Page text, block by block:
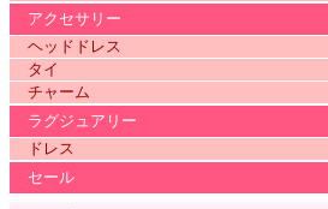
アクセサリー
ヘッドドレス
タイ
チャーム
ラグジュアリー
ドレス
セール